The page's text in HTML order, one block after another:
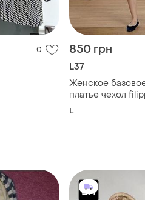
0 850 грн
L37
Женское
платье чехол
L